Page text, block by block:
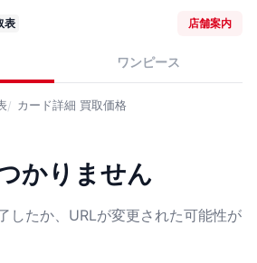
表 店舗案内
ワンピース
カード詳細 買取価格
かりません
したか、URLが変更された可能性が